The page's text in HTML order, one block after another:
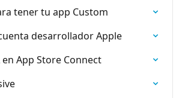
tener tu app Custom
desarrollador Apple
App Store Connect